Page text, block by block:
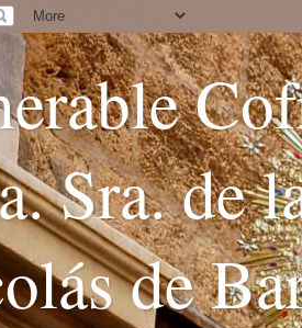
Sra. de
de